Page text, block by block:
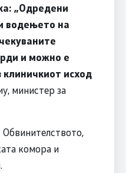
„Oдредени
водењето на
и можно е
клиничкиот исход
министер за
комора и